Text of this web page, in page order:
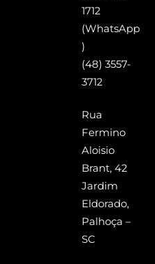
1712
(WhatsApp
)
(48) 3557-
3712
Rua
Fermino
Aloisio
Brant, 42
Jardim
Eldorado,
Palhoça –
SC